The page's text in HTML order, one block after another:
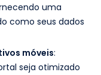
uma
como seus dados
móveis:
seja otimizado